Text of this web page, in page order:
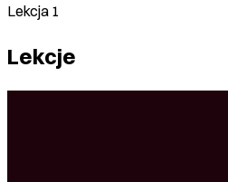
Lekcja 1
Lekcje